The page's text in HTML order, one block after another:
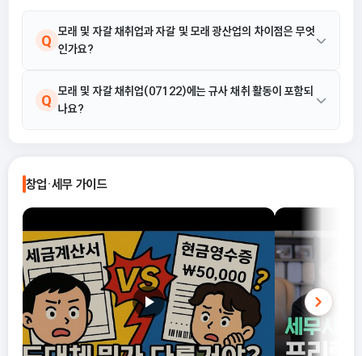
으로 정리합니다.
Q
모래 및 자갈 채취업과 자갈 및 모래 광산업의 차이점은 무엇
인가요?
A 모래 및 자갈 채취업은 천연 모래 및 자갈을 채취하는 활동인 반면,
자갈 및 모래 광산업은 자갈 및 모래 광산을 개발하고 채굴하는 활동
Q
모래 및 자갈 채취업(07122)에는 규사 채취 활동이 포함되
나요?
창업·세무 가이드